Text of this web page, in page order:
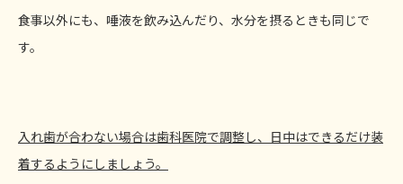
食事以外にも、唾液を飲み込んだり、水分を摂るときも同じで
す。
入れ歯が合わない場合は歯科医院で調整し、日中はできるだけ装
着するようにしましょう。